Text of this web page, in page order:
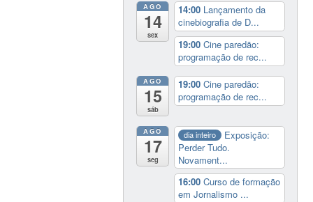
AGO
14
sex
14:00 Lançamento da
cinebiografia de D...
19:00Cine paredão:
programação de rec...
AGO
15
sáb
19:00Cine paredão:
programação de rec...
AGO
17
seg
dia inteiro
Exposição:
Perder Tudo.
Novament...
16:00Curso de formação
em Jornalismo ...